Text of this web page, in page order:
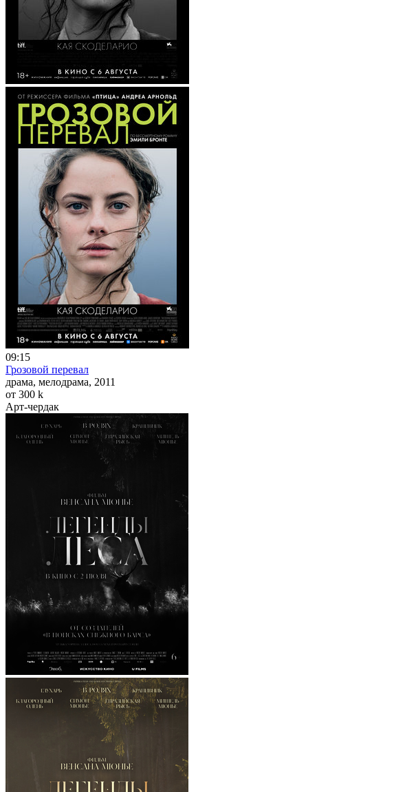
09:15
Грозовой перевал
драма, мелодрама, 2011
от 300 k
Арт-чердак